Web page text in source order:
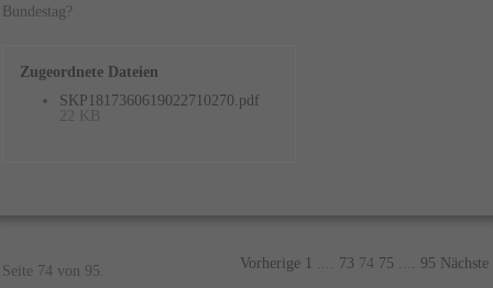
Bundestag?
Zugeordnete Dateien
SKP1817360619022710270.pdf
22 KB
Seite 74 von 95. Vorherige 1 73 74 75 95 Nächste